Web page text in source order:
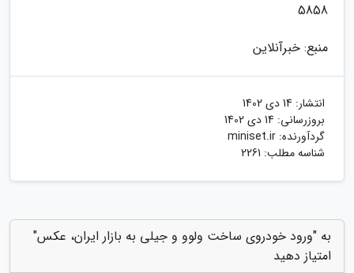
5858
منبع: خبرآنلاین
انتشار: 14 دی 1402
بروزرسانی: 14 دی 1402
گردآورنده: miniset.ir
شناسه مطلب: 2261
به "ورود خودروی ساخت ولوو و جیلی به بازار ایران، عکس"
امتیاز دهید